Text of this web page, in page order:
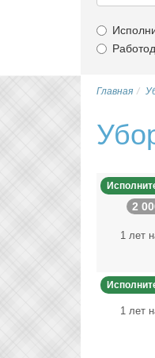
Главная
2
1 лет
1 лет